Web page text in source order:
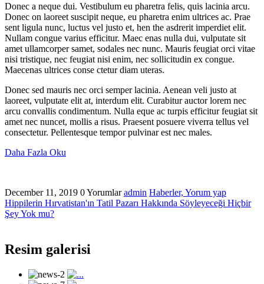
Donec a neque dui. Vestibulum eu pharetra felis, quis lacinia arcu.
Donec on laoreet suscipit neque, eu pharetra enim ultrices ac. Prae
sent ligula nunc, luctus vel justo et, hen the asdrerit imperdiet elit.
Nullam congue varius efficitur. Maec enas nulla dui, vulputate sit
amet ullamcorper samet, sodales nec nunc. Mauris feugiat orci vitae
nisi tristique, nec feugiat nisi enim, nec sollicitudin ex congue.
Maecenas ultrices conse ctetur diam uteras.
Donec sed mauris nec orci semper lacinia. Aenean veli justo at
laoreet, vulputate elit at, interdum elit. Curabitur auctor lorem nec
arcu convallis condimentum. Nulla eque ac turpis efficitur feugiat sit
amet nec nuncet, mollis a risus. Praesent posuere viverra tellus vel
consectetur. Pellentesque tempor pulvinar est nec males.
Daha Fazla Oku
December 11, 2019 0 Yorumlar admin Haberler, Yorum yap
Hippilerin Hırvatistan'ın Tatil Pazarı Hakkında Söyleyeceği Hiçbir
Şey Yok mu?
Resim galerisi